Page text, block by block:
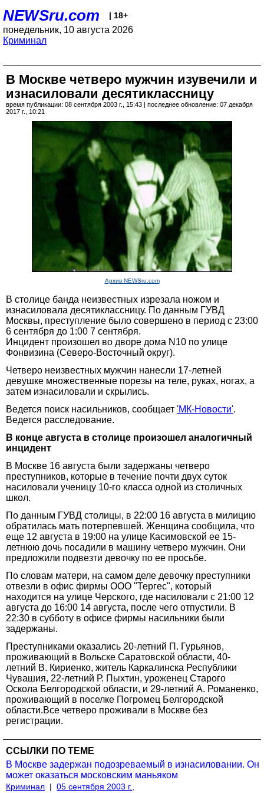
NEWSru.com | 18+
понедельник, 10 августа 2026
Криминал
В Москве четверо мужчин изувечили и
изнасиловали десятиклассницу
время публикации: 08 сентября 2003 г., 15:43 | последнее обновление: 07 декабря
2017 г., 10:21
Архив NEWSru.com
В столице банда неизвестных изрезала ножом и
изнасиловала десятиклассницу. По данным ГУВД
Москвы, преступление было совершено в период с 23:00
6 сентября до 1:00 7 сентября.
Инцидент произошел во дворе дома N10 по улице
Фонвизина (Северо-Восточный округ).
Четверо неизвестных мужчин нанесли 17-летней
девушке множественные порезы на теле, руках, ногах, а
затем изнасиловали и скрылись.
Ведется поиск насильников, сообщает 'МК-Новости'.
Ведется расследование.
В конце августа в столице произошел аналогичный
инцидент
В Москве 16 августа были задержаны четверо
преступников, которые в течение почти двух суток
насиловали ученицу 10-го класса одной из столичных
школ.
По данным ГУВД столицы, в 22:00 16 августа в милицию
обратилась мать потерпевшей. Женщина сообщила, что
еще 12 августа в 19:00 на улице Касимовской ее 15-
летнюю дочь посадили в машину четверо мужчин. Они
предложили подвезти девочку по ее просьбе.
По словам матери, на самом деле девочку преступники
отвезли в офис фирмы ООО "Тергес", который
находится на улице Черского, где насиловали с 21:00 12
августа до 16:00 14 августа, после чего отпустили. В
22:30 в субботу в офисе фирмы насильники были
задержаны.
Преступниками оказались 20-летний П. Гурьянов,
проживающий в Вольске Саратовской области, 40-
летний В. Кириенко, житель Каркалинска Республики
Чувашия, 22-летний Р. Пыхтин, уроженец Старого
Оскола Белгородской области, и 29-летний А. Романенко,
проживающий в поселке Погромец Белгородской
области.Все четверо проживали в Москве без
регистрации.
ССЫЛКИ ПО ТЕМЕ
В Москве задержан подозреваемый в изнасиловании. Он
может оказаться московским маньяком
Криминал | 05 сентября 2003 г.,